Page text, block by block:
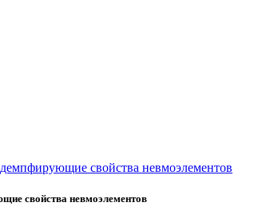
свойства невмоэлементов
свойства невмоэлементов